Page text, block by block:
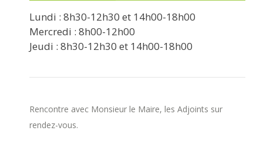
Lundi : 8h30-12h30 et 14h00-18h00
Mercredi : 8h00-12h00
Jeudi : 8h30-12h30 et 14h00-18h00
Rencontre avec Monsieur le Maire, les Adjoints sur
rendez-vous.